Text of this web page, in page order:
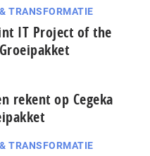
TRANSFORMATIE
IT Project of the
rekent op Cegeka
TRANSFORMATIE